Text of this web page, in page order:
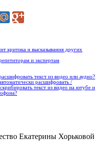
критика и высказывания других
и экспертам
текст из видео или аудио?
расшифровать /
текст из видео на ютубе и
Екатерины Хорьковой